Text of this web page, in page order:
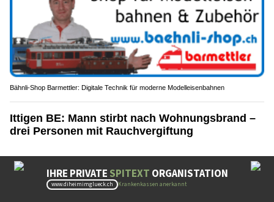
Bähnli-Shop Barmettler: Digitale Technik für moderne Modelleisenbahnen
Ittigen BE: Mann stirbt nach Wohnungsbrand –
drei Personen mit Rauchvergiftung